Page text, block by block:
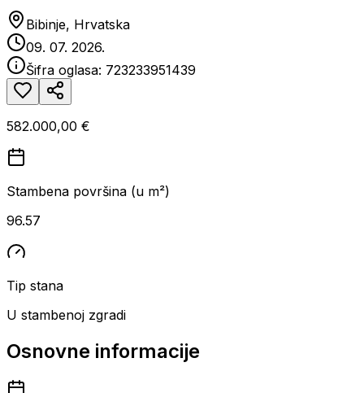
Bibinje, Hrvatska
09. 07. 2026.
Šifra oglasa: 723233951439
582.000,00 €
Stambena površina (u m²)
96.57
Tip stana
U stambenoj zgradi
Osnovne informacije